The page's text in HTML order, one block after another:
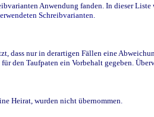
Anwendung fanden. In dieser
Schreibvarianten.
dass nur in derartigen Fällen eine
Taufpaten ein Vorbehalt gegeben.
Heirat, wurden nicht übernommen.